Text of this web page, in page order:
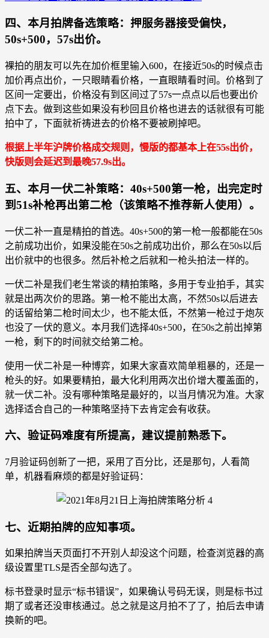
四、本月拍牌备选策略：押服务器接受偏快，
50s+500，57s出价。
裸拍的朋友可以先在加价框里输入600，在接近50s的时候点击
加价再点出价，一只眼睛看价格，一直眼睛看时间。价格到了
区间一定要出，价格没有到区间过了57s一点点以后也要出价
点下去。做到这些如果没有秒回且价格也进去的话就很有可能
拍中了，下面就祈祷进去的价格不要被刷掉吧。
根据上半年沪牌价格成交规则，慢版的都基本上在55s出价，
快版则会延迟到最晚57.9s出。
五、本月一伏二补策略：40s+500第一枪，出完定时
到51s补枪再出第二枪（该策略不推荐新人使用）。
一伏二补一直是精拍的首选。40s+500的第一枪一般都能在50s
之前成功出价，如果没能在50s之前成功出价，那么在50s以后
出价就中的也很多。然后补枪之后就和一枪头拍法一样的。
一伏二补是我们老生常谈的精拍策略，多用于专业拍手，其实
就是出两次价的思路。第一枪不能出太高，不然50s以后进去
的话留给第二枪时间太少，也不能太低，不然第一枪过于炮灰
也没了一伏的意义。本月我们选择40s+500，在50s之前出掉第
一枪，剩下的时间就交给第二枪。
使用一伏二补是一种博弈，如果大家喜欢简单粗暴的，还是一
枪头的好。如果要精拍，最大化利用两次出价增大覆盖面的，
就一伏二补。没有哪种策略是最好的，以当月情况为准。大家
选择适合自己的一种策略坚持下去肯定会有收获。
六、验证码难度有所提高，建议提前熟悉下。
7月验证码创新了一把，采用了百分比，还是那句，人看简
单，机器看麻烦的都是好验证码：
七、近期拍牌的应知事项。
如果拍牌当天页面打不开别人却没这个问题，检查浏览器的高
级设置里TLS是否全部勾选了。
标书登录时显示“标书错误”，如果确认号码无误，则是标书过
期了或者还没审核通过。总之就是这月拍不了了，拍后去申请
换新的吧。